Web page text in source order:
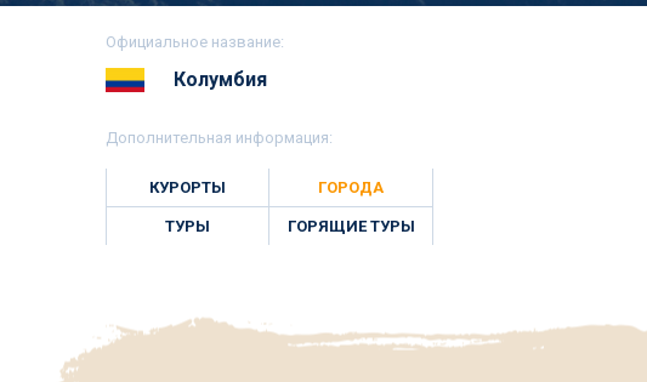
Официальное название:
Колумбия
Дополнительная информация:
КУРОРТЫ ГОРОДА
ТУРЫ ГОРЯЩИЕ ТУРЫ